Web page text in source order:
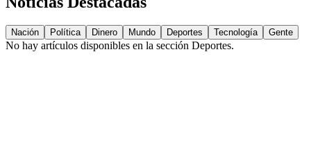
Nación Política Dinero Mundo Deportes Tecnología Gente
No hay artículos disponibles en la sección Deportes.